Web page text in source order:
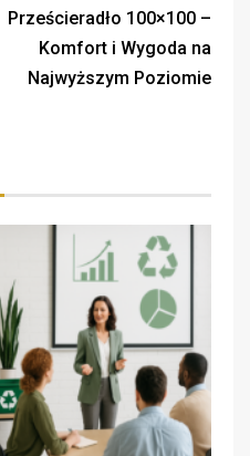
Prześcieradło 100×100 –
Komfort i Wygoda na
Najwyższym Poziomie